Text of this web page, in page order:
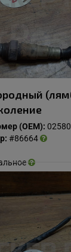
Купить
(OEM):
#86664